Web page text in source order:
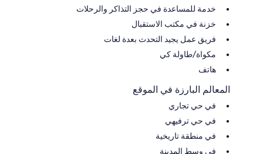
خدمة للمساعدة في حجز التذاكر والرحلات
خزنة في مكتب الاستقبال
فريق عمل يجيد التحدث بعدة لغات
مكواة/طاولة كي
هاتف
المعالم البارزة في الموقع
في حي تجاري
في حي ترفيهي
في منطقة تاريخية
في وسط المدينة